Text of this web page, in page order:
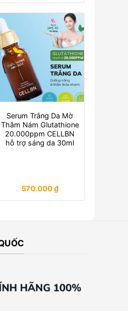
Serum Trắng Da Mờ
Thâm Nám Glutathione
20.000ppm CELLBN
hỗ trợ sáng da 30ml
570.000₫